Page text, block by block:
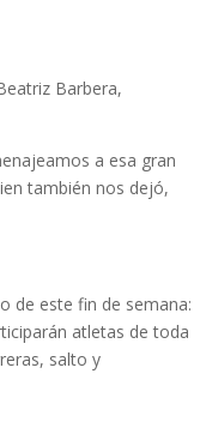
Barbera,
a esa gran
también nos dejó,
de este fin de semana:
atletas de toda
salto y